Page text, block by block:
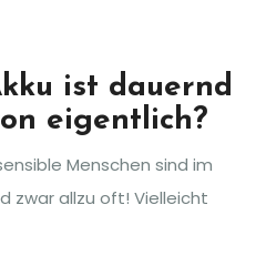
ist dauernd
eigentlich?
Menschen sind im
zwar allzu oft! Vielleicht